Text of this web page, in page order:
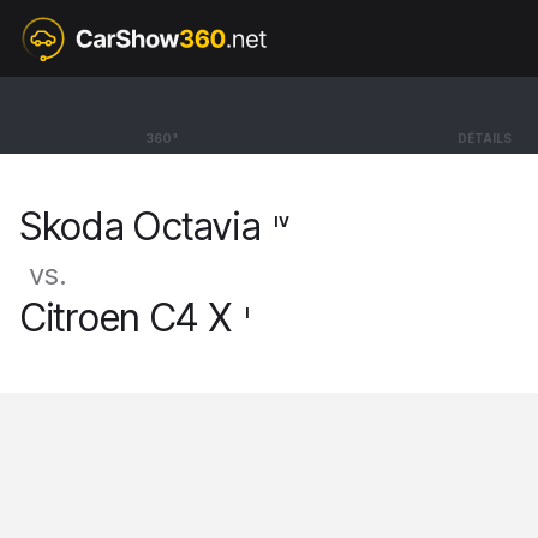
360° DÉTAILS
Skoda Octavia
Skoda Octavia IV
vs.
Citroen C4 X I